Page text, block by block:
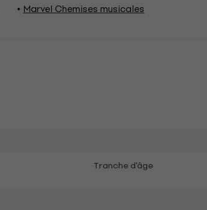
Marvel Chemises musicales
Tranche d'âge